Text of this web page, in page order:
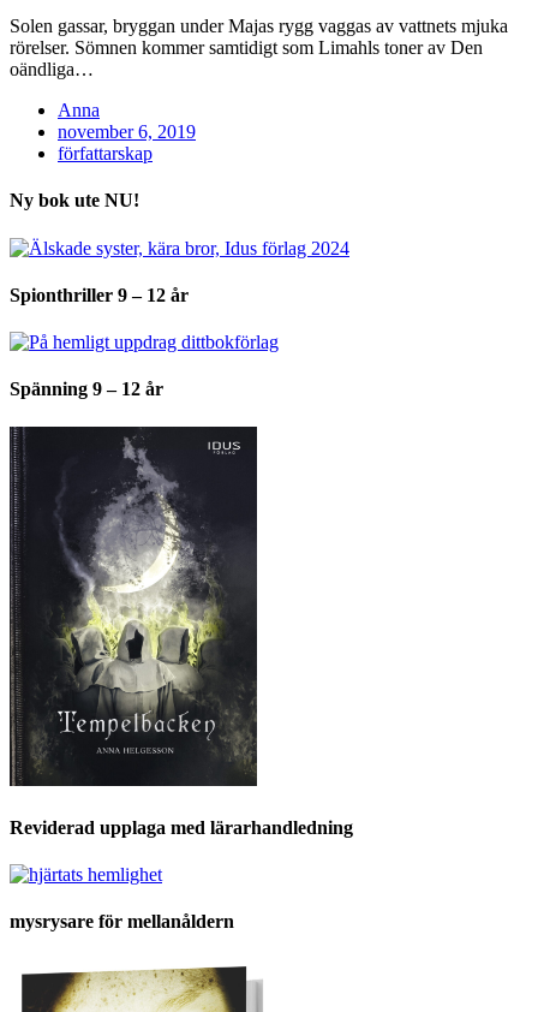
Solen gassar, bryggan under Majas rygg vaggas av vattnets mjuka
rörelser. Sömnen kommer samtidigt som Limahls toner av Den
oändliga…
Anna
Posted
on
november 6, 2019
författarskap
Ny bok ute NU!
Spionthriller 9 – 12 år
Spänning 9 – 12 år
Reviderad upplaga med lärarhandledning
mysrysare för mellanåldern